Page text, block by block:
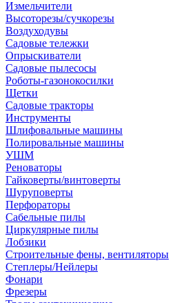
Измельчители
Высоторезы/сучкорезы
Воздуходувы
Садовые тележки
Опрыскиватели
Садовые пылесосы
Роботы-газонокосилки
Щетки
Садовые тракторы
Инструменты
Шлифовальные машины
Полировальные машины
УШМ
Реноваторы
Гайковерты/винтоверты
Шуруповерты
Перфораторы
Сабельные пилы
Циркулярные пилы
Лобзики
Строительные фены, вентиляторы
Степлеры/Нейлеры
Фонари
Фрезеры